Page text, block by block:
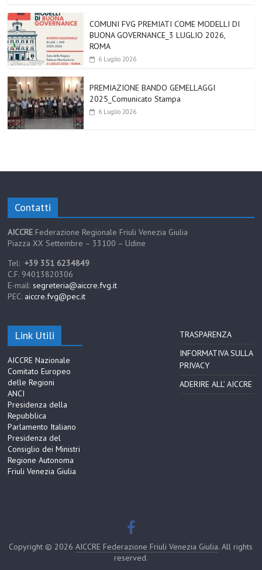
COMUNI FVG PREMIATI COME MODELLI DI
BUONA GOVERNANCE_3 LUGLIO 2026,
ROMA
6 Luglio 2026
PREMIAZIONE BANDO GEMELLAGGI
2025_Comunicato Stampa
6 Luglio 2026
Contatti
AICCRE Federazione Regionale Friuli Venezia Giulia
Piazza XX Settembre – 33100 – Udine
Tel:+39 351 6234849
C.F. 94013820306
E-mail:segreteria@aiccre.fvg.it
PEC: aiccre.fvg@pec.it
Link Utili
AICCRE Nazionale
Comitato Europeo
delle Regioni
ANCI
Presidenza della
Repubblica
Parlamento Italiano
Presidenza del
Consiglio dei Ministri
Regione Autonoma
Friuli Venezia Giulia
TRASPARENZA
INFORMATIVA SULLA
PRIVACY
ADERIRE ALL’ AICCRE
Copyright © 2026AICCRE Federazione Friuli Venezia Giulia. All rights
reserved.